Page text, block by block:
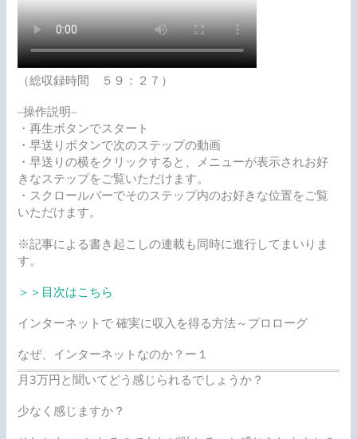
（総収録時間 ５９：２７）
–操作説明–
・再生ボタンでスタート
・早送りボタンで次のステップの動画
・早送りの横をクリックすると、メニューが表示されお好
きなステップをご覧いただけます。
・スクロールバーでそのステップ内のお好きな位置をご覧
いただけます。
※記事による書き起こしの連載も同時に進行してまいりま
す。
＞＞目次はこちら
インターネットで 確実に収入を得る方法～プロローグ
なぜ、インターネットなのか？ー１
月3万円と聞いてどう感じられるでしょうか？
少なく感じますか？